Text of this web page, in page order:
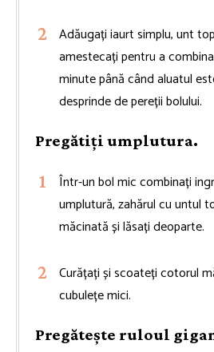
Adăugați iaurt simplu, unt
amestecați pentru a
minute până când aluatul
desprinde de pereții bolului.
Pregătiți umplutura.
Într-un bol mic combinați
umplutură, zahărul cu untul
măcinată și lăsați deoparte.
Curățați și scoateți cotorul
cubulețe mici.
Pregătește ruloul